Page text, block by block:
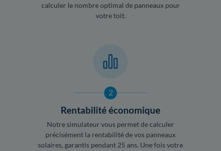
calculer le nombre optimal de panneaux pour
votre toit.
2
Rentabilité économique
Notre simulateur vous permet de calculer
précisément la rentabilité de vos panneaux
solaires, garantis pendant 25 ans. Une fois votre